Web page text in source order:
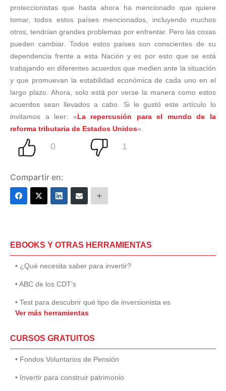
proteccionistas que hasta ahora ha mencionado que quiere
tomar, todos estos países mencionados, incluyendo muchos
otros, tendrían grandes problemas por enfrentar. Pero las cosas
pueden cambiar. Todos estos países son conscientes de su
dependencia frente a esta Nación y es por esto que se está
trabajando en diferentes acuerdos que medien ante la situación
y que promuevan la estabilidad económica de cada uno en el
largo plazo. Ahora, solo está por verse la manera como estos
acuerdos sean llevados a cabo. Si le gustó este artículo lo
invitamos a leer: «La repercusión para el mundo de la
reforma tributaria de Estados Unidos«.
Compartir en:
EBOOKS Y OTRAS HERRAMIENTAS
• ¿Qué necesita saber para invertir?
• ABC de los CDT’s
• Test para descubrir qué tipo de inversionista es
Ver más herramientas
CURSOS GRATUITOS
• Fondos Voluntarios de Pensión
• Invertir para construir patrimonio